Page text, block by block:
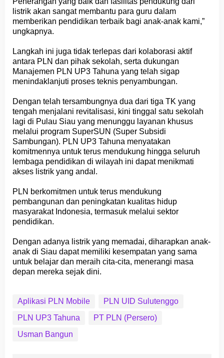
listrik akan sangat membantu para guru dalam
memberikan pendidikan terbaik bagi anak-anak kami,”
ungkapnya.
Langkah ini juga tidak terlepas dari kolaborasi aktif
antara PLN dan pihak sekolah, serta dukungan
Manajemen PLN UP3 Tahuna yang telah sigap
menindaklanjuti proses teknis penyambungan.
Dengan telah tersambungnya dua dari tiga TK yang
tengah menjalani revitalisasi, kini tinggal satu sekolah
lagi di Pulau Siau yang menunggu layanan khusus
melalui program SuperSUN (Super Subsidi
Sambungan). PLN UP3 Tahuna menyatakan
komitmennya untuk terus mendukung hingga seluruh
lembaga pendidikan di wilayah ini dapat menikmati
akses listrik yang andal.
PLN berkomitmen untuk terus mendukung
pembangunan dan peningkatan kualitas hidup
masyarakat Indonesia, termasuk melalui sektor
pendidikan.
Dengan adanya listrik yang memadai, diharapkan anak-
anak di Siau dapat memiliki kesempatan yang sama
untuk belajar dan meraih cita-cita, menerangi masa
depan mereka sejak dini.
Aplikasi PLN Mobile
PLN UID Sulutenggo
PLN UP3 Tahuna
PT PLN (Persero)
Usman Bangun